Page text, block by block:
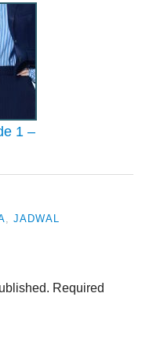
1 –
,JADWAL
Required